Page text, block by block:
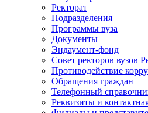
Ректорат
Подразделения
Программы вуза
Документы
Эндаумент-фонд
Совет ректоров вузов
Противодействие
Обращения граждан
Телефонный
Реквизиты и